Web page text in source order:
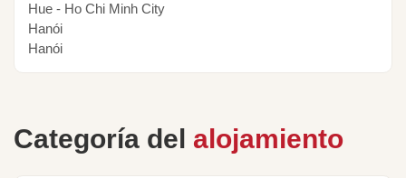
Hue - Ho Chi Minh City
Hanói
Hanói
Categoría del alojamiento